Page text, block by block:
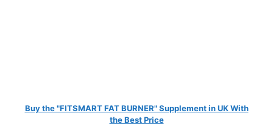
Buy the "FITSMART FAT BURNER" Supplement in UK With
the Best Price